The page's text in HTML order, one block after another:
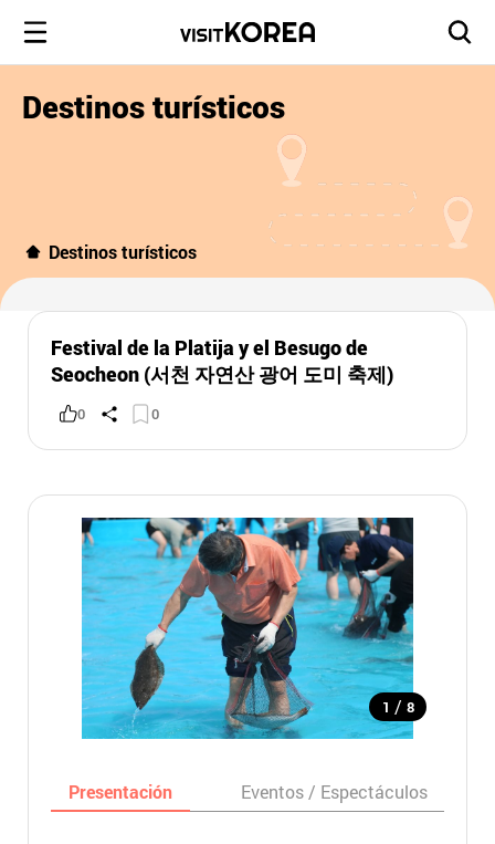
Destinos turísticos
Destinos turísticos
Festival de la Platija y el Besugo de
Seocheon (서천 자연산 광어 도미 축제)
0 0
1 / 8
Presentación Eventos / Espectáculos